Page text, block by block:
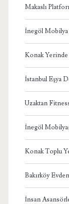
Makaslı
İnegöl Mobilya
Konak
İstanbul Eşya
Uzaktan
İnegöl
Konak Toplu
Bakırköy
İnsan